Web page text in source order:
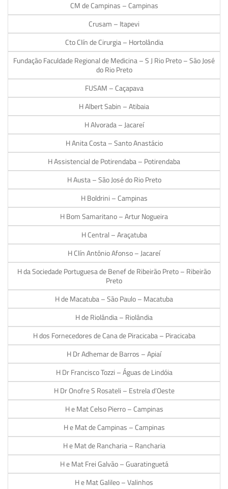
CM de Campinas – Campinas
Crusam – Itapevi
Cto Clín de Cirurgia – Hortolândia
Fundação Faculdade Regional de Medicina – S J Rio Preto – São José
do Rio Preto
FUSAM – Caçapava
H Albert Sabin – Atibaia
H Alvorada – Jacareí
H Anita Costa – Santo Anastácio
H Assistencial de Potirendaba – Potirendaba
H Austa – São José do Rio Preto
H Boldrini – Campinas
H Bom Samaritano – Artur Nogueira
H Central – Araçatuba
H Clín Antônio Afonso – Jacareí
H da Sociedade Portuguesa de Benef de Ribeirão Preto – Ribeirão
Preto
H de Macatuba – São Paulo – Macatuba
H de Riolândia – Riolândia
H dos Fornecedores de Cana de Piracicaba – Piracicaba
H Dr Adhemar de Barros – Apiaí
H Dr Francisco Tozzi – Águas de Lindóia
H Dr Onofre S Rosateli – Estrela d’Oeste
H e Mat Celso Pierro – Campinas
H e Mat de Campinas – Campinas
H e Mat de Rancharia – Rancharia
H e Mat Frei Galvão – Guaratinguetá
H e Mat Galileo – Valinhos